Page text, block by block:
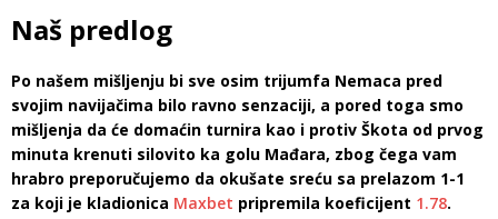
Naš predlog
Po našem mišljenju bi sve osim trijumfa Nemaca pred
svojim navijačima bilo ravno senzaciji, a pored toga smo
mišljenja da će domaćin turnira kao i protiv Škota od prvog
minuta krenuti silovito ka golu Mađara, zbog čega vam
hrabro preporučujemo da okušate sreću sa prelazom 1-1
za koji je kladionica Maxbet pripremila koeficijent 1.78.